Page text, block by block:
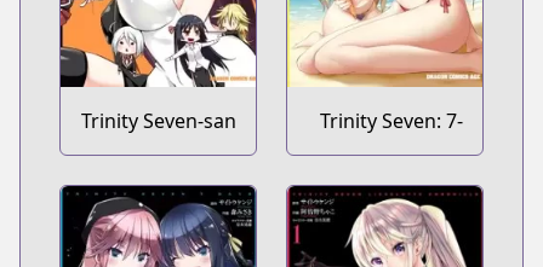
Trinity Seven: 7-
nin no
Mashotsukai
Comic Anthology
Trinity Seven-san